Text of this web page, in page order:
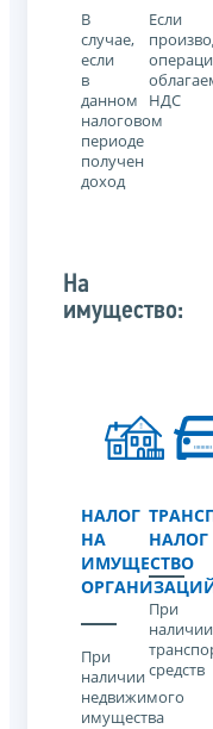
В
случае,
если
в
данном
налоговом
периоде
получен
доход
Если
НДС
На
имущество:
НАЛОГ
НА
ИМУЩЕСТВО
При
наличии
недвижимого
имущества
НАЛОГ
При
наличии
средств